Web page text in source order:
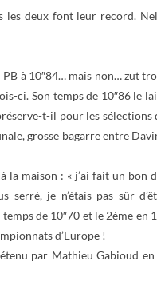
deux font leur record.
à 10″84… mais non… zut
ci. Son temps de 10″86 le
t-il pour les
grosse bagarre entre
maison : « j’ai fait un bon
serré, je n’étais pas sûr
de 10″70 et le 2ème en
d’Europe !
par Mathieu Gabioud